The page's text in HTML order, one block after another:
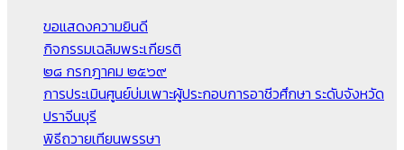
ขอแสดงความยินดี
กิจกรรมเฉลิมพระเกียรติ
๒๘ กรกฎาคม ๒๕๖๙
การประเมินศูนย์บ่มเพาะผู้ประกอบการอาชีวศึกษา ระดับจังหวัด
ปราจีนบุรี
พิธีถวายเทียนพรรษา